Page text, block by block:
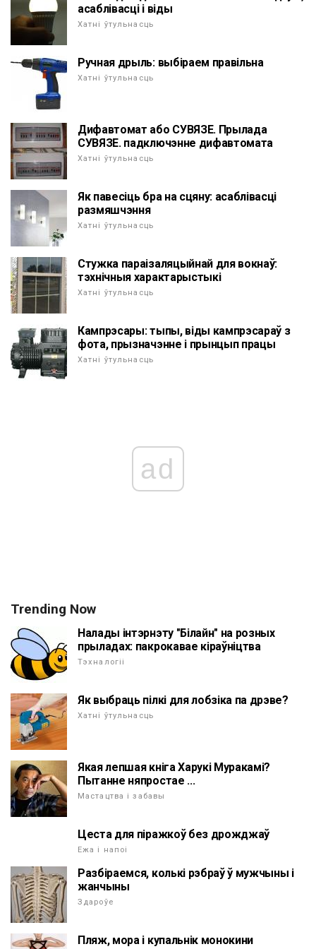
асаблівасці і віды
Хатні ўтульнасць
Ручная дрыль: выбіраем правільна
Хатні ўтульнасць
Дифавтомат або СУВЯЗЕ. Прылада
СУВЯЗЕ. падключэнне дифавтомата
Хатні ўтульнасць
Як павесіць бра на сцяну: асаблівасці
размяшчэння
Хатні ўтульнасць
Стужка параізаляцыйнай для вокнаў:
тэхнічныя характарыстыкі
Хатні ўтульнасць
Кампрэсары: тыпы, віды кампрэсараў з
фота, прызначэнне і прынцып працы
Хатні ўтульнасць
ad
Trending Now
Налады інтэрнэту "Білайн" на розных
прыладах: пакрокавае кіраўніцтва
Тэхналогіі
Як выбраць пілкі для лобзіка па дрэве?
Хатні ўтульнасць
Якая лепшая кніга Харукі Муракамі?
Пытанне няпростае ...
Мастацтва і забавы
Цеста для піражкоў без дрожджаў
Ежа і напоі
Разбіраемся, колькі рэбраў ў мужчыны і
жанчыны
Здароўе
Пляж, мора і купальнік монокини